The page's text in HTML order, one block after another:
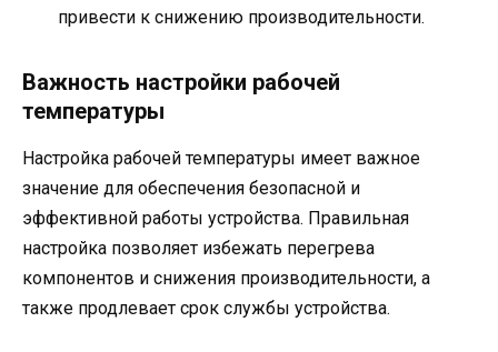
привести к снижению производительности.
Важность настройки рабочей
температуры
Настройка рабочей температуры имеет важное
значение для обеспечения безопасной и
эффективной работы устройства. Правильная
настройка позволяет избежать перегрева
компонентов и снижения производительности, а
также продлевает срок службы устройства.